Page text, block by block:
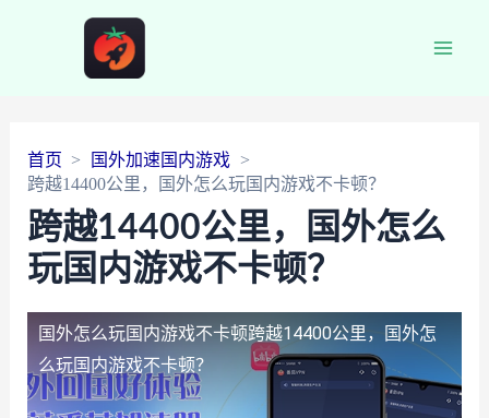
首页
国外加速国内游戏
跨越14400公里，国外怎么玩国内游戏不卡顿？
跨越14400公里，国外怎么
玩国内游戏不卡顿？
国外怎么玩国内游戏不卡顿跨越14400公里，国外怎
么玩国内游戏不卡顿？